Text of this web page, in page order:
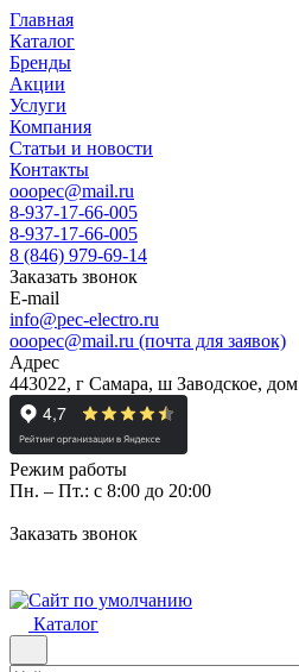
Главная
Каталог
Бренды
Акции
Услуги
Компания
Статьи и новости
Контакты
ooopec@mail.ru
8-937-17-66-005
8-937-17-66-005
8 (846) 979-69-14
Заказать звонок
E-mail
info@pec-electro.ru
ooopec@mail.ru (почта для заявок)
Адрес
443022, г Самара, ш Заводское,
Режим работы
Пн. – Пт.: с 8:00 до 20:00
Заказать звонок
Каталог